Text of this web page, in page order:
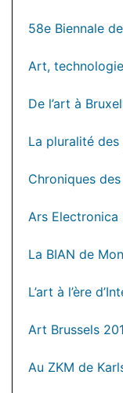
58e Biennale
Art,
De l’art à
La pluralité
Chroniques
Ars Electronica
La BIAN de
L’art à l’ère
Art Brussels
Au ZKM de